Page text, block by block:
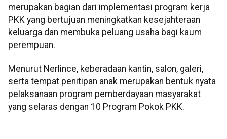
merupakan bagian dari implementasi program kerja
PKK yang bertujuan meningkatkan kesejahteraan
keluarga dan membuka peluang usaha bagi kaum
perempuan.
Menurut Nerlince, keberadaan kantin, salon, galeri,
serta tempat penitipan anak merupakan bentuk nyata
pelaksanaan program pemberdayaan masyarakat
yang selaras dengan 10 Program Pokok PKK.